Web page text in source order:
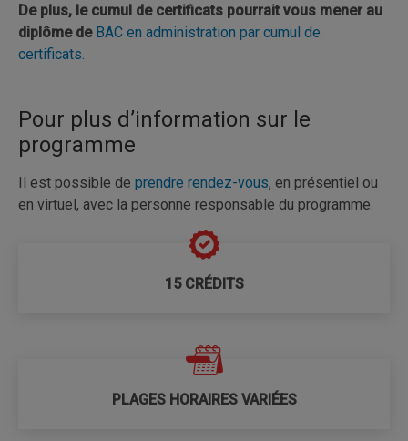
De plus, le cumul de certificats pourrait vous mener au
diplôme de BAC en administration par cumul de
certificats.
Pour plus d’information sur le
programme
Il est possible de prendre rendez-vous, en présentiel ou
en virtuel, avec la personne responsable du programme.
15 CRÉDITS
PLAGES HORAIRES VARIÉES